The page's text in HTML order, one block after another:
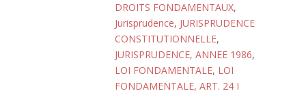
DROITS FONDAMENTAUX,
Jurisprudence, JURISPRUDENCE
CONSTITUTIONNELLE,
JURISPRUDENCE, ANNEE 1986,
LOI FONDAMENTALE, LOI
FONDAMENTALE, ART. 24 I